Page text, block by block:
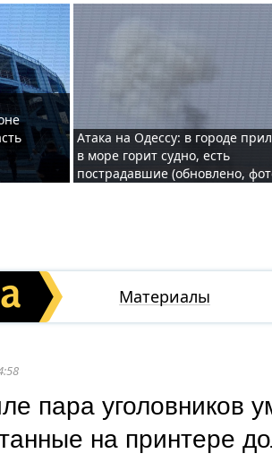
Атака на Одессу: в городе
в море горит судно, есть
пострадавшие (обновлено,
Материалы
пара уголовников
на принтере